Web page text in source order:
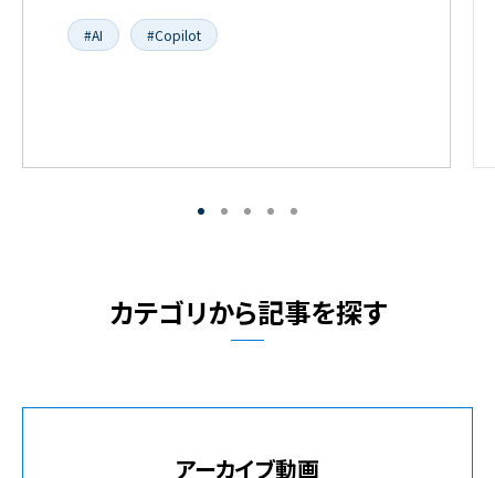
#AI #Copilot
カテゴリから記事を探す
アーカイブ動画